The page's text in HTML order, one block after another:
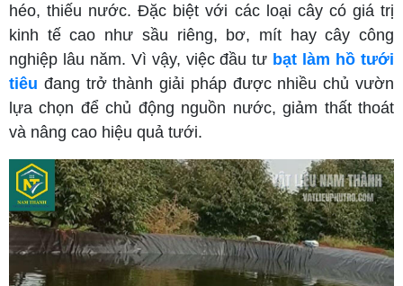
héo, thiếu nước. Đặc biệt với các loại cây có giá trị
kinh tế cao như sầu riêng, bơ, mít hay cây công
nghiệp lâu năm. Vì vậy, việc đầu tư bạt làm hồ tưới
tiêu đang trở thành giải pháp được nhiều chủ vườn
lựa chọn để chủ động nguồn nước, giảm thất thoát
và nâng cao hiệu quả tưới.